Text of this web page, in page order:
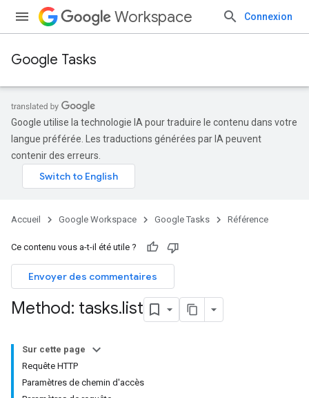
Workspace Connexion
Google Tasks
Google utilise la technologie IA pour traduire le contenu dans votre
langue préférée. Les traductions générées par IA peuvent
contenir des erreurs.
Accueil Google Workspace Google Tasks Référence
Ce contenu vous a-t-il été utile ?
Envoyer des commentaires
Method: tasks.list
Sur cette page
Requête HTTP
Paramètres de chemin d'accès